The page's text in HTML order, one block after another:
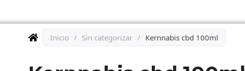
Inicio / Sin categorizar / Kernnabis cbd 100ml